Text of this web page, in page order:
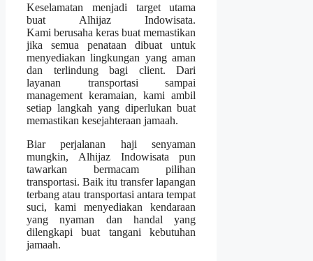
Keselamatan menjadi target utama
buat Alhijaz Indowisata.
Kami berusaha keras buat memastikan
jika semua penataan dibuat untuk
menyediakan lingkungan yang aman
dan terlindung bagi client. Dari
layanan transportasi sampai
management keramaian, kami ambil
setiap langkah yang diperlukan buat
memastikan kesejahteraan jamaah.
Biar perjalanan haji senyaman
mungkin, Alhijaz Indowisata pun
tawarkan bermacam pilihan
transportasi. Baik itu transfer lapangan
terbang atau transportasi antara tempat
suci, kami menyediakan kendaraan
yang nyaman dan handal yang
dilengkapi buat tangani kebutuhan
jamaah.